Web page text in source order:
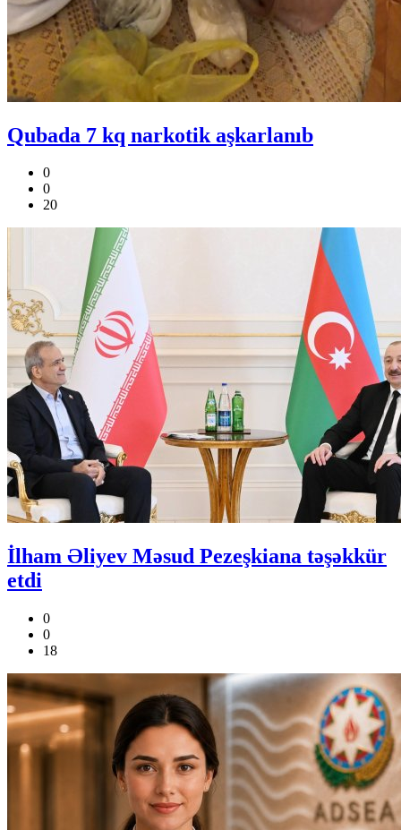
Qubada 7 kq narkotik aşkarlanıb
0
0
20
İlham Əliyev Məsud Pezeşkiana təşəkkür
etdi
0
0
18